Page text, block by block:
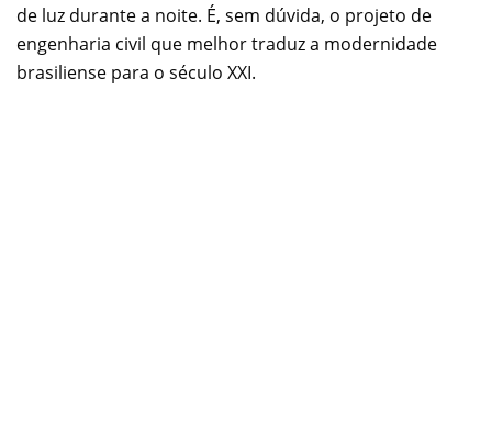
de luz durante a noite. É, sem dúvida, o projeto de
engenharia civil que melhor traduz a modernidade
brasiliense para o século XXI.